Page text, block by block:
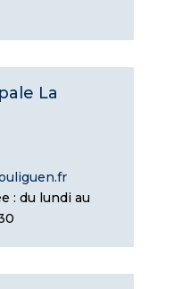
La
: du lundi au